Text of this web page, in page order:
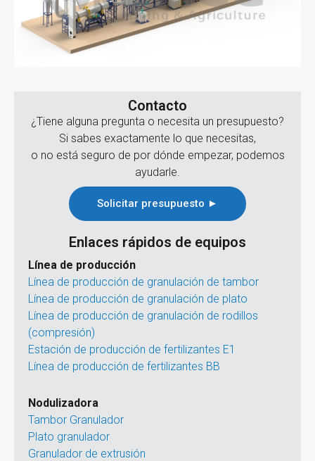
Contacto
¿Tiene alguna pregunta o necesita un presupuesto?
Si sabes exactamente lo que necesitas,
o no está seguro de por dónde empezar, podemos
ayudarle.
Solicitar presupuesto ►
Enlaces rápidos de equipos
Línea de producción
Línea de producción de granulación de tambor
Línea de producción de granulación de plato
Línea de producción de granulación de rodillos
(compresión)
Estación de producción de fertilizantes E1
Línea de producción de fertilizantes BB
Nodulizadora
Tambor Granulador
Plato granulador
Granulador de extrusión